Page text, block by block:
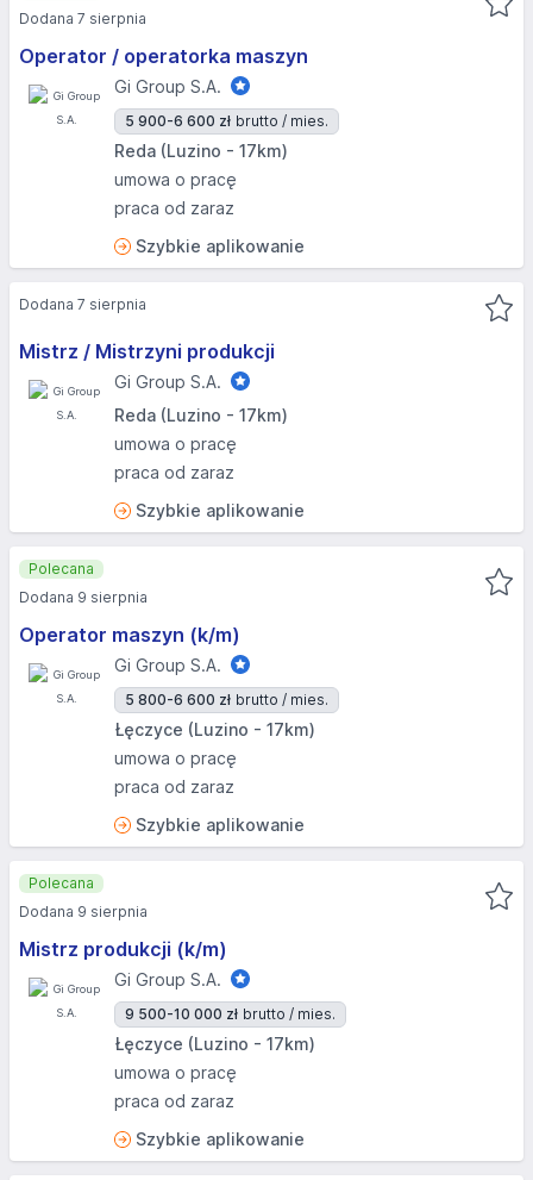
Operator / operatorka maszyn
Gi Group S.A.
5 900-6 600 zł brutto / mies.
Reda (Luzino - 17km)
umowa o pracę
praca od zaraz
Szybkie aplikowanie
Dodana 7 sierpnia
Mistrz / Mistrzyni produkcji
Gi Group S.A.
Reda (Luzino - 17km)
umowa o pracę
praca od zaraz
Szybkie aplikowanie
Dodana 7 sierpnia
Operator maszyn (k/m)
Gi Group S.A.
5 800-6 600 zł brutto / mies.
Łęczyce (Luzino - 17km)
umowa o pracę
praca od zaraz
Szybkie aplikowanie
Polecana
Dodana 9 sierpnia
Mistrz produkcji (k/m)
Gi Group S.A.
9 500-10 000 zł brutto / mies.
Łęczyce (Luzino - 17km)
umowa o pracę
praca od zaraz
Szybkie aplikowanie
Polecana
Dodana 9 sierpnia